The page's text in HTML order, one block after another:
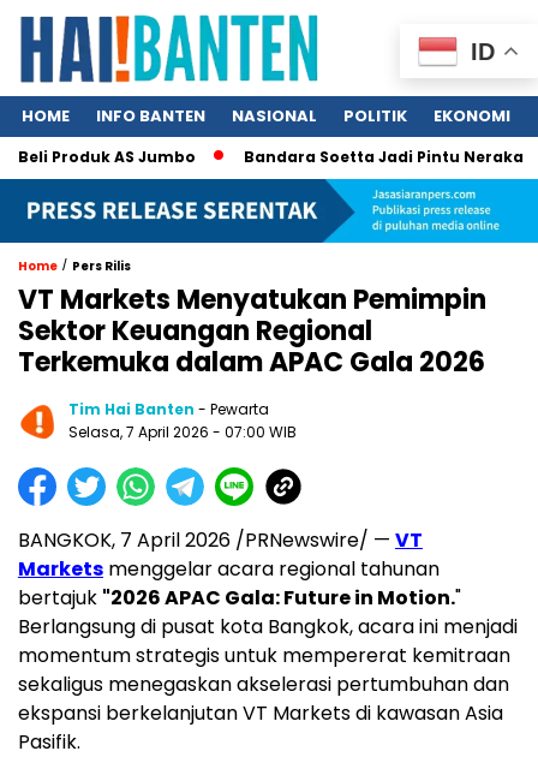
HOME INFO BANTEN NASIONAL POLITIK EKONOMI
Produk AS Jumbo Bandara Soetta Jadi Pintu Neraka
Home / Pers Rilis
VT Markets Menyatukan Pemimpin
Sektor Keuangan Regional
Terkemuka dalam APAC Gala 2026
Tim Hai Banten - Pewarta
Selasa, 7 April 2026 - 07:00 WIB
BANGKOK, 7 April 2026 /PRNewswire/ — VT
Markets menggelar acara regional tahunan
bertajuk "2026 APAC Gala: Future in Motion."
Berlangsung di pusat kota Bangkok, acara ini menjadi
momentum strategis untuk mempererat kemitraan
sekaligus menegaskan akselerasi pertumbuhan dan
ekspansi berkelanjutan VT Markets di kawasan Asia
Pasifik.
ID